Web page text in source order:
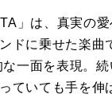
」は、真実の
ドに乗せた楽曲
一面を表現。続
ていても手を伸